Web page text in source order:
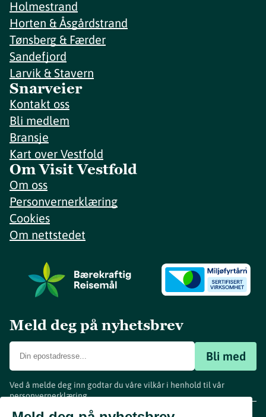
Holmestrand
Horten & Åsgårdstrand
Tønsberg & Færder
Sandefjord
Larvik & Stavern
Snarveier
Kontakt oss
Bli medlem
Bransje
Kart over Vestfold
Om Visit Vestfold
Om oss
Personvernerklæring
Cookies
Om nettstedet
Meld deg på nyhetsbrev
Bli med
Ved å melde deg inn godtar du våre vilkår i henhold til vår
personvernerklæring.
www.visitvestfold.com